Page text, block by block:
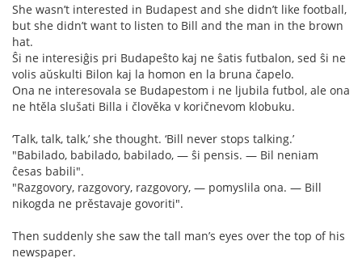
She wasn’t interested in Budapest and she didn’t like football,
but she didn’t want to listen to Bill and the man in the brown
hat.
Ŝi ne interesiĝis pri Budapeŝto kaj ne ŝatis futbalon, sed ŝi ne
volis aŭskulti Bilon kaj la homon en la bruna čapelo.
Ona ne interesovala se Budapestom i ne ljubila futbol, ale ona
ne htěla slušati Billa i člověka v koričnevom klobuku.
‘Talk, talk, talk,’ she thought. ‘Bill never stops talking.’
"Babilado, babilado, babilado, — ŝi pensis. — Bil neniam
ĉesas babili".
"Razgovory, razgovory, razgovory, — pomyslila ona. — Bill
nikogda ne prěstavaje govoriti".
Then suddenly she saw the tall man’s eyes over the top of his
newspaper.